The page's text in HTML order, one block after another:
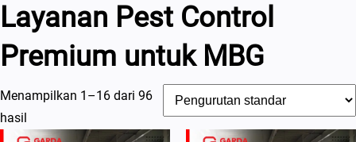
Layanan Pest Control
Premium untuk MBG
Menampilkan 1–16 dari 96
hasil